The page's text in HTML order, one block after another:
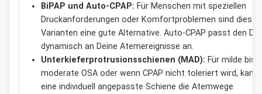
BiPAP und Auto-CPAP: Für Menschen mit speziellen
Druckanforderungen oder Komfortproblemen sind diese
Varianten eine gute Alternative. Auto-CPAP passt den
dynamisch an Deine Atemereignisse an.
Unterkieferprotrusionsschienen (MAD): Für milde bis
moderate OSA oder wenn CPAP nicht toleriert wird, kann
eine individuell angepasste Schiene die Atemwege